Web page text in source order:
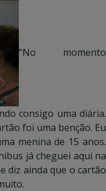
“No momento
consigo uma diária.
foi uma benção. Eu
menina de 15 anos.
já cheguei aqui na
diz ainda que o cartão